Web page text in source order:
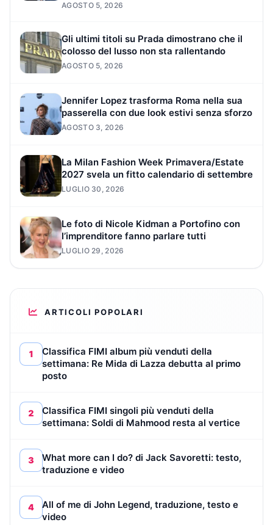
AGOSTO 5, 2026
Gli ultimi titoli su Prada dimostrano che il
colosso del lusso non sta rallentando
AGOSTO 5, 2026
Jennifer Lopez trasforma Roma nella sua
passerella con due look estivi senza sforzo
AGOSTO 3, 2026
La Milan Fashion Week Primavera/Estate
2027 svela un fitto calendario di settembre
LUGLIO 30, 2026
Le foto di Nicole Kidman a Portofino con
l’imprenditore fanno parlare tutti
LUGLIO 29, 2026
ARTICOLI POPOLARI
1
Classifica FIMI album più venduti della
settimana: Re Mida di Lazza debutta al primo
posto
2
Classifica FIMI singoli più venduti della
settimana: Soldi di Mahmood resta al vertice
3
What more can I do? di Jack Savoretti: testo,
traduzione e video
4
All of me di John Legend, traduzione, testo e
video